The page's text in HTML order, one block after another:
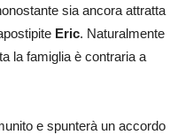
sia ancora attratta
Eric. Naturalmente
la famiglia è contraria a
e spunterà un accordo